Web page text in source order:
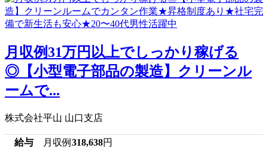
月収例31万円以上でしっかり稼げる
◎【小型電子部品の製造】クリーンル
ームで...
株式会社平山 山口支店
給与 月収例 318,638円